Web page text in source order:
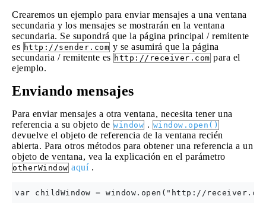
Crearemos un ejemplo para enviar mensajes a una ventana
secundaria y los mensajes se mostrarán en la ventana
secundaria. Se supondrá que la página principal / remitente
es http://sender.com y se asumirá que la página
secundaria / remitente es http://receiver.com para el
ejemplo.
Enviando mensajes
Para enviar mensajes a otra ventana, necesita tener una
referencia a su objeto de window . window.open()
devuelve el objeto de referencia de la ventana recién
abierta. Para otros métodos para obtener una referencia a un
objeto de ventana, vea la explicación en el parámetro
otherWindow aquí.